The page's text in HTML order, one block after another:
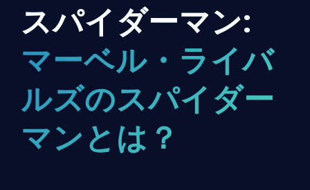
スパイダーマン:
マーベル・ライバ
ルズのスパイダー
マンとは？